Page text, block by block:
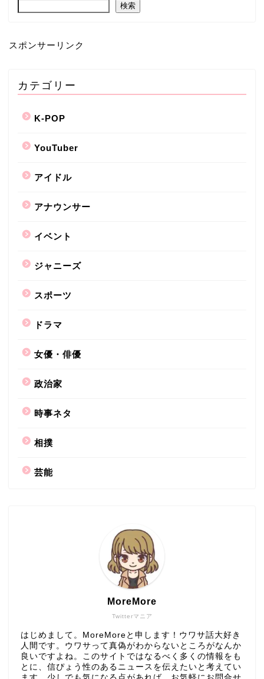
検索
スポンサーリンク
カテゴリー
K-POP
YouTuber
アイドル
アナウンサー
イベント
ジャニーズ
スポーツ
ドラマ
女優・俳優
政治家
時事ネタ
相撲
芸能
Twitterマニア
MoreMore
はじめまして。MoreMoreと申します！ウワサ話大好き
人間です。ウワサって真偽がわからないところがなんか
良いですよね。このサイトではなるべく多くの情報をも
とに、信ぴょう性のあるニュースを伝えたいと考えてい